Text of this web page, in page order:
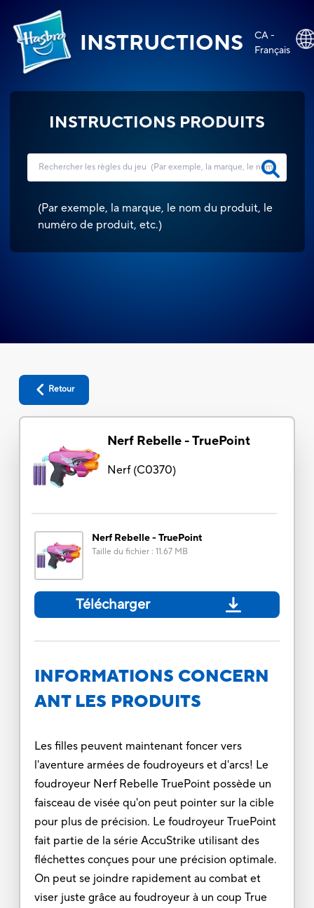
INSTRUCTIONS
CA -
Français
INSTRUCTIONS PRODUITS
(Par exemple, la marque, le nom du produit, le
numéro de produit, etc.)
Retour
Nerf Rebelle - TruePoint
Nerf(C0370)
Nerf Rebelle - TruePoint
Taille du fichier: 11.67 MB
Télécharger
INFORMATIONS CONCERN
ANT LES PRODUITS
Les filles peuvent maintenant foncer vers
l'aventure armées de foudroyeurs et d'arcs! Le
foudroyeur Nerf Rebelle TruePoint possède un
faisceau de visée qu'on peut pointer sur la cible
pour plus de précision. Le foudroyeur TruePoint
fait partie de la série AccuStrike utilisant des
fléchettes conçues pour une précision optimale.
On peut se joindre rapidement au combat et
viser juste grâce au foudroyeur à un coup True